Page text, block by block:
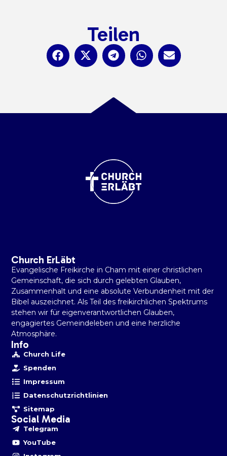
Teilen
Church ErLäbt
Evangelische Freikirche in Cham mit einer christlichen
Gemeinschaft, die sich durch gelebten Glauben,
Zusammenhalt und eine absolute Verbundenheit mit der
Bibel auszeichnet. Als Teil des freikirchlichen Spektrums
stehen wir für eigenverantwortlichen Glauben,
engagiertes Gemeindeleben und eine herzliche
Atmosphäre.
Info
Church Life
Spenden
Impressum
Datenschutzrichtlinien
Sitemap
Social Media
Telegram
YouTube